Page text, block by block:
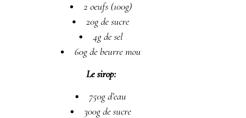
2 oeufs (100g)
20g de sucre
4g de sel
60g de beurre mou
Le sirop:
750g d’eau
300g de sucre